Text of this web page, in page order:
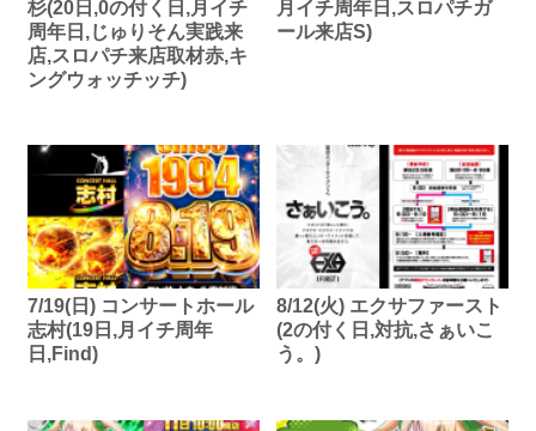
杉(20日,0の付く日,月イチ
周年日,じゅりそん実践来
店,スロパチ来店取材赤,キ
ングウォッチッチ)
月イチ周年日,スロパチガ
ール来店S)
7/19(日) コンサートホール
志村(19日,月イチ周年
日,Find)
8/12(火) エクサファースト
(2の付く日,対抗,さぁいこ
う。)